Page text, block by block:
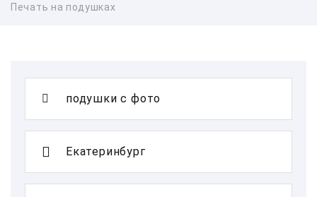
Печать на подушках